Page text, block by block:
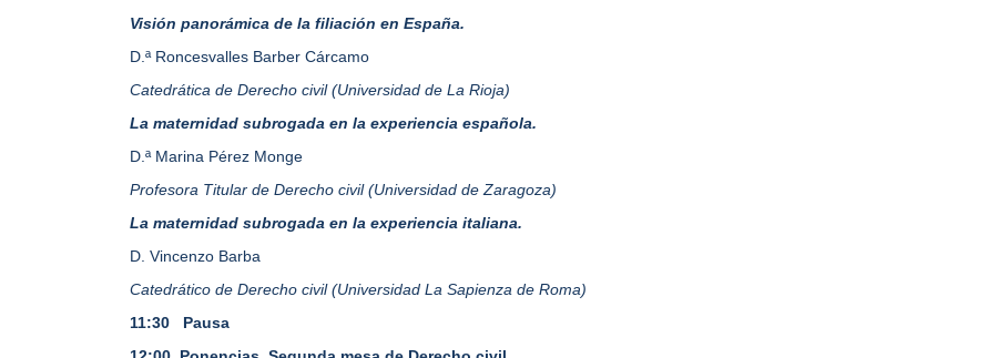
Visión panorámica de la filiación en España.
D.ª Roncesvalles Barber Cárcamo
Catedrática de Derecho civil (Universidad de La Rioja)
La maternidad subrogada en la experiencia española.
D.ª Marina Pérez Monge
Profesora Titular de Derecho civil (Universidad de Zaragoza)
La maternidad subrogada en la experiencia italiana.
D. Vincenzo Barba
Catedrático de Derecho civil (Universidad La Sapienza de Roma)
11:30
Pausa